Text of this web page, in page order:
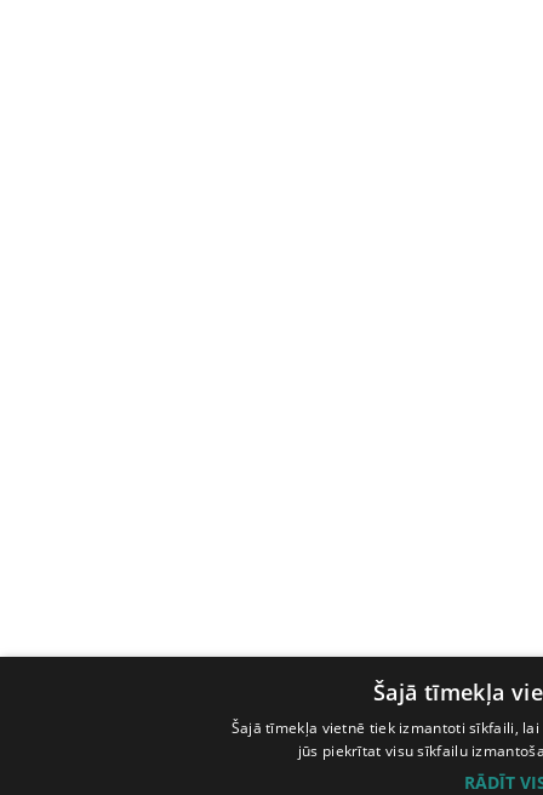
Šajā tīmekļa
Šajā tīmekļa vietnē tiek izmantoti sīkfaili,
jūs piekrītat visu sīkfailu
RĀDĪT